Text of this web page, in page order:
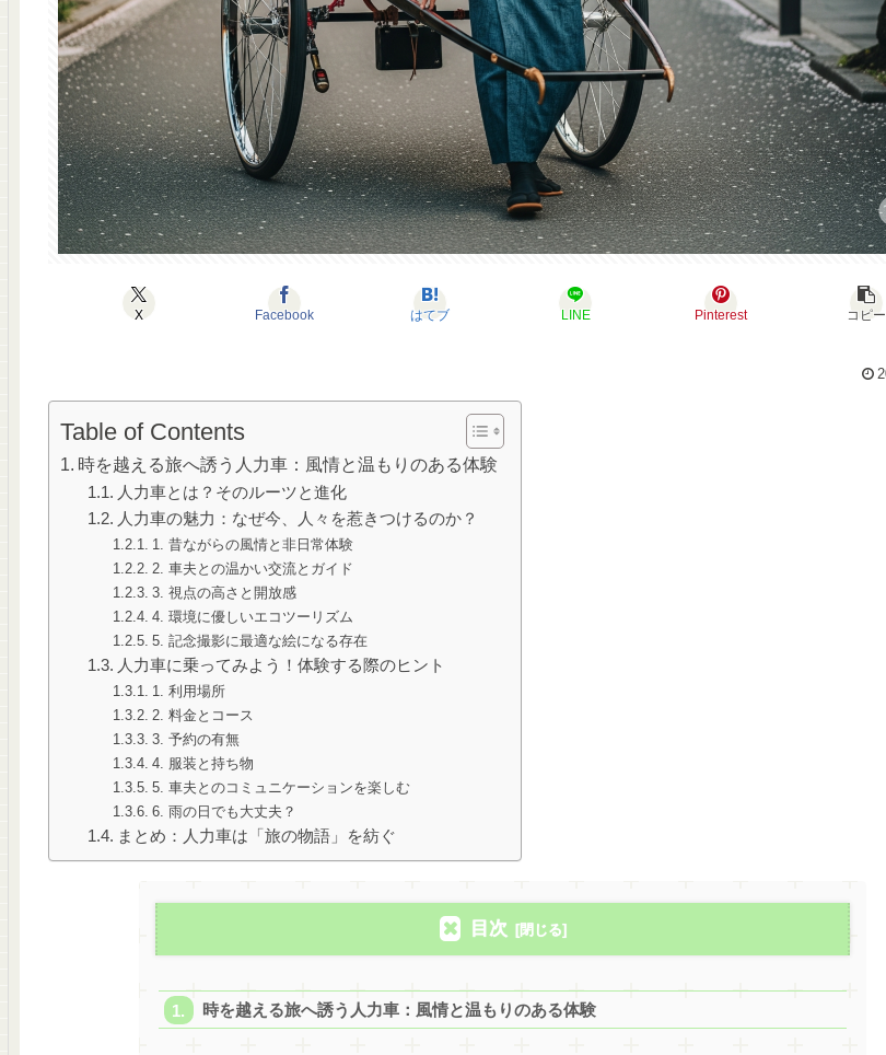
X Facebook はてブ LINE Pinterest コピー
Table of Contents
時を越える旅へ誘う人力車：風情と温もりのある体験
人力車とは？そのルーツと進化
人力車の魅力：なぜ今、人々を惹きつけるのか？
1. 昔ながらの風情と非日常体験
2. 車夫との温かい交流とガイド
3. 視点の高さと開放感
4. 環境に優しいエコツーリズム
5. 記念撮影に最適な絵になる存在
人力車に乗ってみよう！体験する際のヒント
1. 利用場所
2. 料金とコース
3. 予約の有無
4. 服装と持ち物
5. 車夫とのコミュニケーションを楽しむ
6. 雨の日でも大丈夫？
まとめ：人力車は「旅の物語」を紡ぐ
目次
時を越える旅へ誘う人力車：風情と温もりのある体験